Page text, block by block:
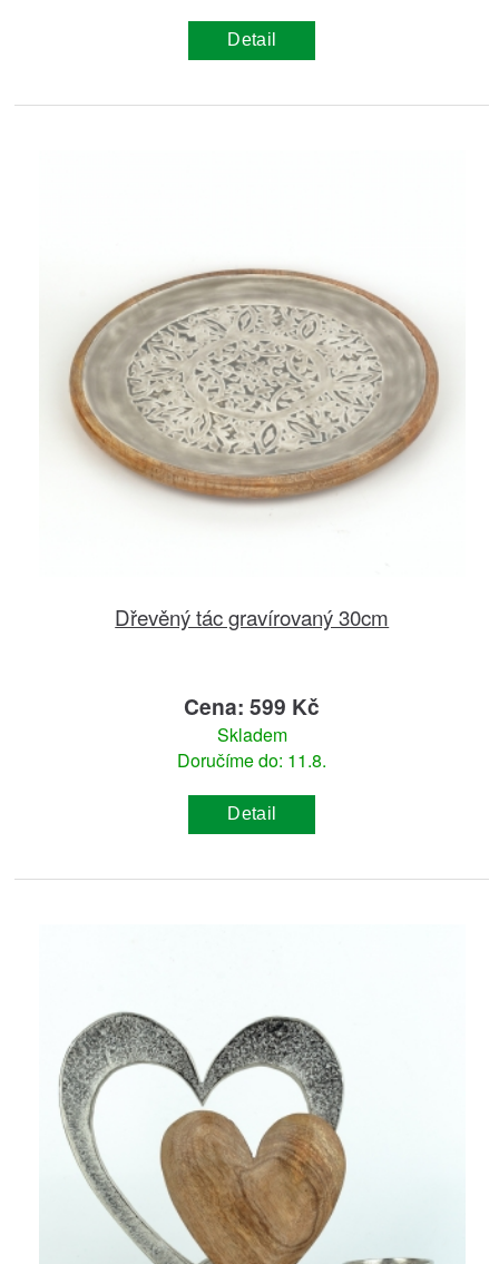
Detail
Dřevěný tác gravírovaný 30cm
Cena: 599 Kč
Skladem
Doručíme do: 11.8.
Detail